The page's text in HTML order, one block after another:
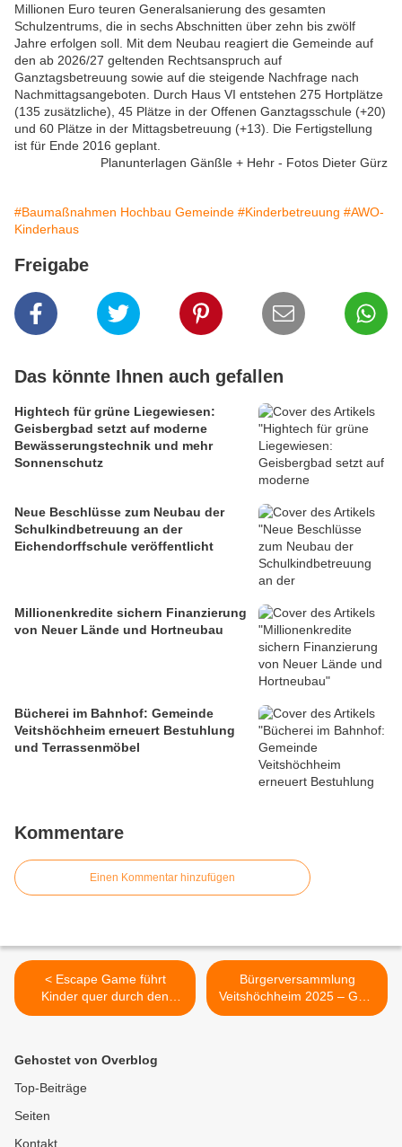
Millionen Euro teuren Generalsanierung des gesamten
Schulzentrums, die in sechs Abschnitten über zehn bis zwölf
Jahre erfolgen soll. Mit dem Neubau reagiert die Gemeinde auf
den ab 2026/27 geltenden Rechtsanspruch auf
Ganztagsbetreuung sowie auf die steigende Nachfrage nach
Nachmittagsangeboten. Durch Haus VI entstehen 275 Hortplätze
(135 zusätzliche), 45 Plätze in der Offenen Ganztagsschule (+20)
und 60 Plätze in der Mittagsbetreuung (+13). Die Fertigstellung
ist für Ende 2016 geplant.
Planunterlagen Gänßle + Hehr - Fotos Dieter Gürz
#Baumaßnahmen Hochbau Gemeinde #Kinderbetreuung #AWO-
Kinderhaus
Freigabe
Das könnte Ihnen auch gefallen
Hightech für grüne Liegewiesen:
Geisbergbad setzt auf moderne
Bewässerungstechnik und mehr
Sonnenschutz
Neue Beschlüsse zum Neubau der
Schulkindbetreuung an der
Eichendorffschule veröffentlicht
Millionenkredite sichern Finanzierung
von Neuer Lände und Hortneubau
Bücherei im Bahnhof: Gemeinde
Veitshöchheim erneuert Bestuhlung
und Terrassenmöbel
Kommentare
Einen Kommentar hinzufügen
< Escape Game führt
Kinder quer durch den
Veitshöchheimer Altort
Bürgerversammlung
Veitshöchheim 2025 – Gute
Finanzkraft, Großprojekte
Gehostet von Overblog
Top-Beiträge
Seiten
Kontakt